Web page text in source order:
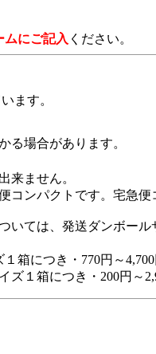
ムにご記入 ください。
ます。
る場合があります。
来ません。
コンパクトです。宅急
いては、発送ダンボー
箱につき・770円～4,700
ズ１箱につき・200円～